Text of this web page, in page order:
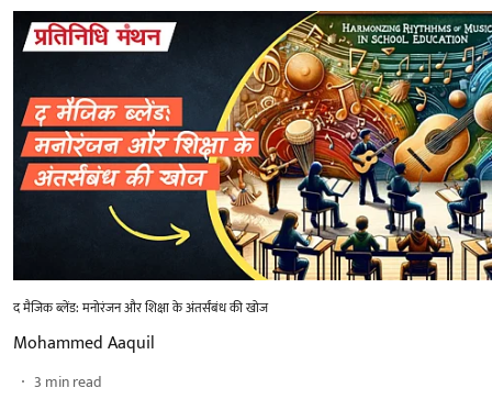
द मैजिक ब्लेंड: मनोरंजन और शिक्षा के अंतर्संबंध की खोज
Mohammed Aaquil
3 min read